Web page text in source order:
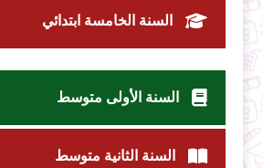
السنة الخامسة ابتدائي
السنة الأولى متوسط
السنة الثانية متوسط